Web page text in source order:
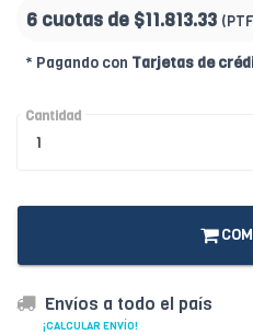
6 cuotas de $11.813.33
* Pagando con Tarjetas de
Cantidad
Envíos a todo el país
¡CALCULAR ENVÍO!